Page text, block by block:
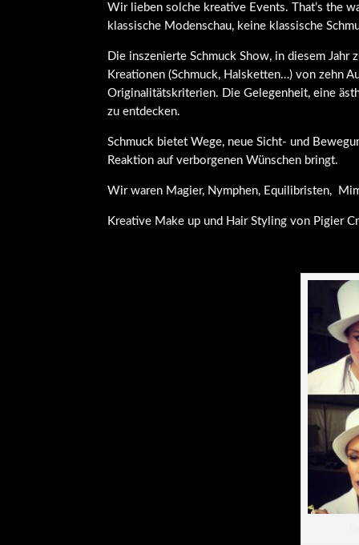
Wir lieben solche kreative Events. That’s the
klassische Modenschau, keine klassische
Die inszenierte Schmuck Show, in diesem Jahr
Kreationen (Schmuck, Halsketten…) von zehn
Originalitätskriterien. Die Gelegenheit, eine
zu entdecken.
Schmuck bietet Wege, neue Sicht- und
Reaktion auf verborgenen Wünschen bringt.
Wir waren Magier, Nymphen, Equilibristen,
Kreative Make up und Hair Styling von Pigier